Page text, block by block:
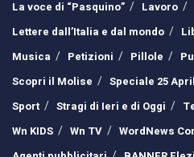
La voce di “Pasquino”
Lavoro
Lettere dall’Italia e dal mondo
Musica
Petizioni Pillole
Scopri il Molise
Speciale 25
Sport
Stragi di Ieri e di Oggi
Wn KIDS
Wn TV WordNews